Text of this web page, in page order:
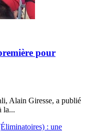
pour
Alain Giresse, a publié
la...
: une